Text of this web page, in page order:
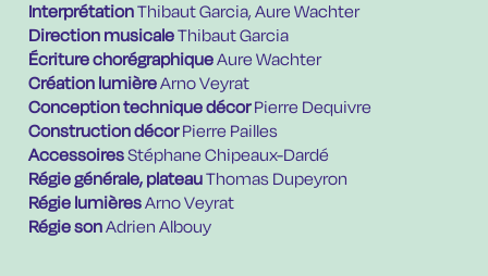
InterprétationThibaut Garcia, Aure Wachter
Direction musicaleThibaut Garcia
Écriture chorégraphiqueAure Wachter
Création lumièreArno Veyrat
Conception technique décorPierre Dequivre
Construction décorPierre Pailles
AccessoiresStéphane Chipeaux-Dardé
Régie générale, plateauThomas Dupeyron
Régie lumièresArno Veyrat
Régie sonAdrien Albouy